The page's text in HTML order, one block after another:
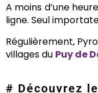
A moins d’une
ligne. Seul
Régulièrement,
villages du Puy de
# Découvrez